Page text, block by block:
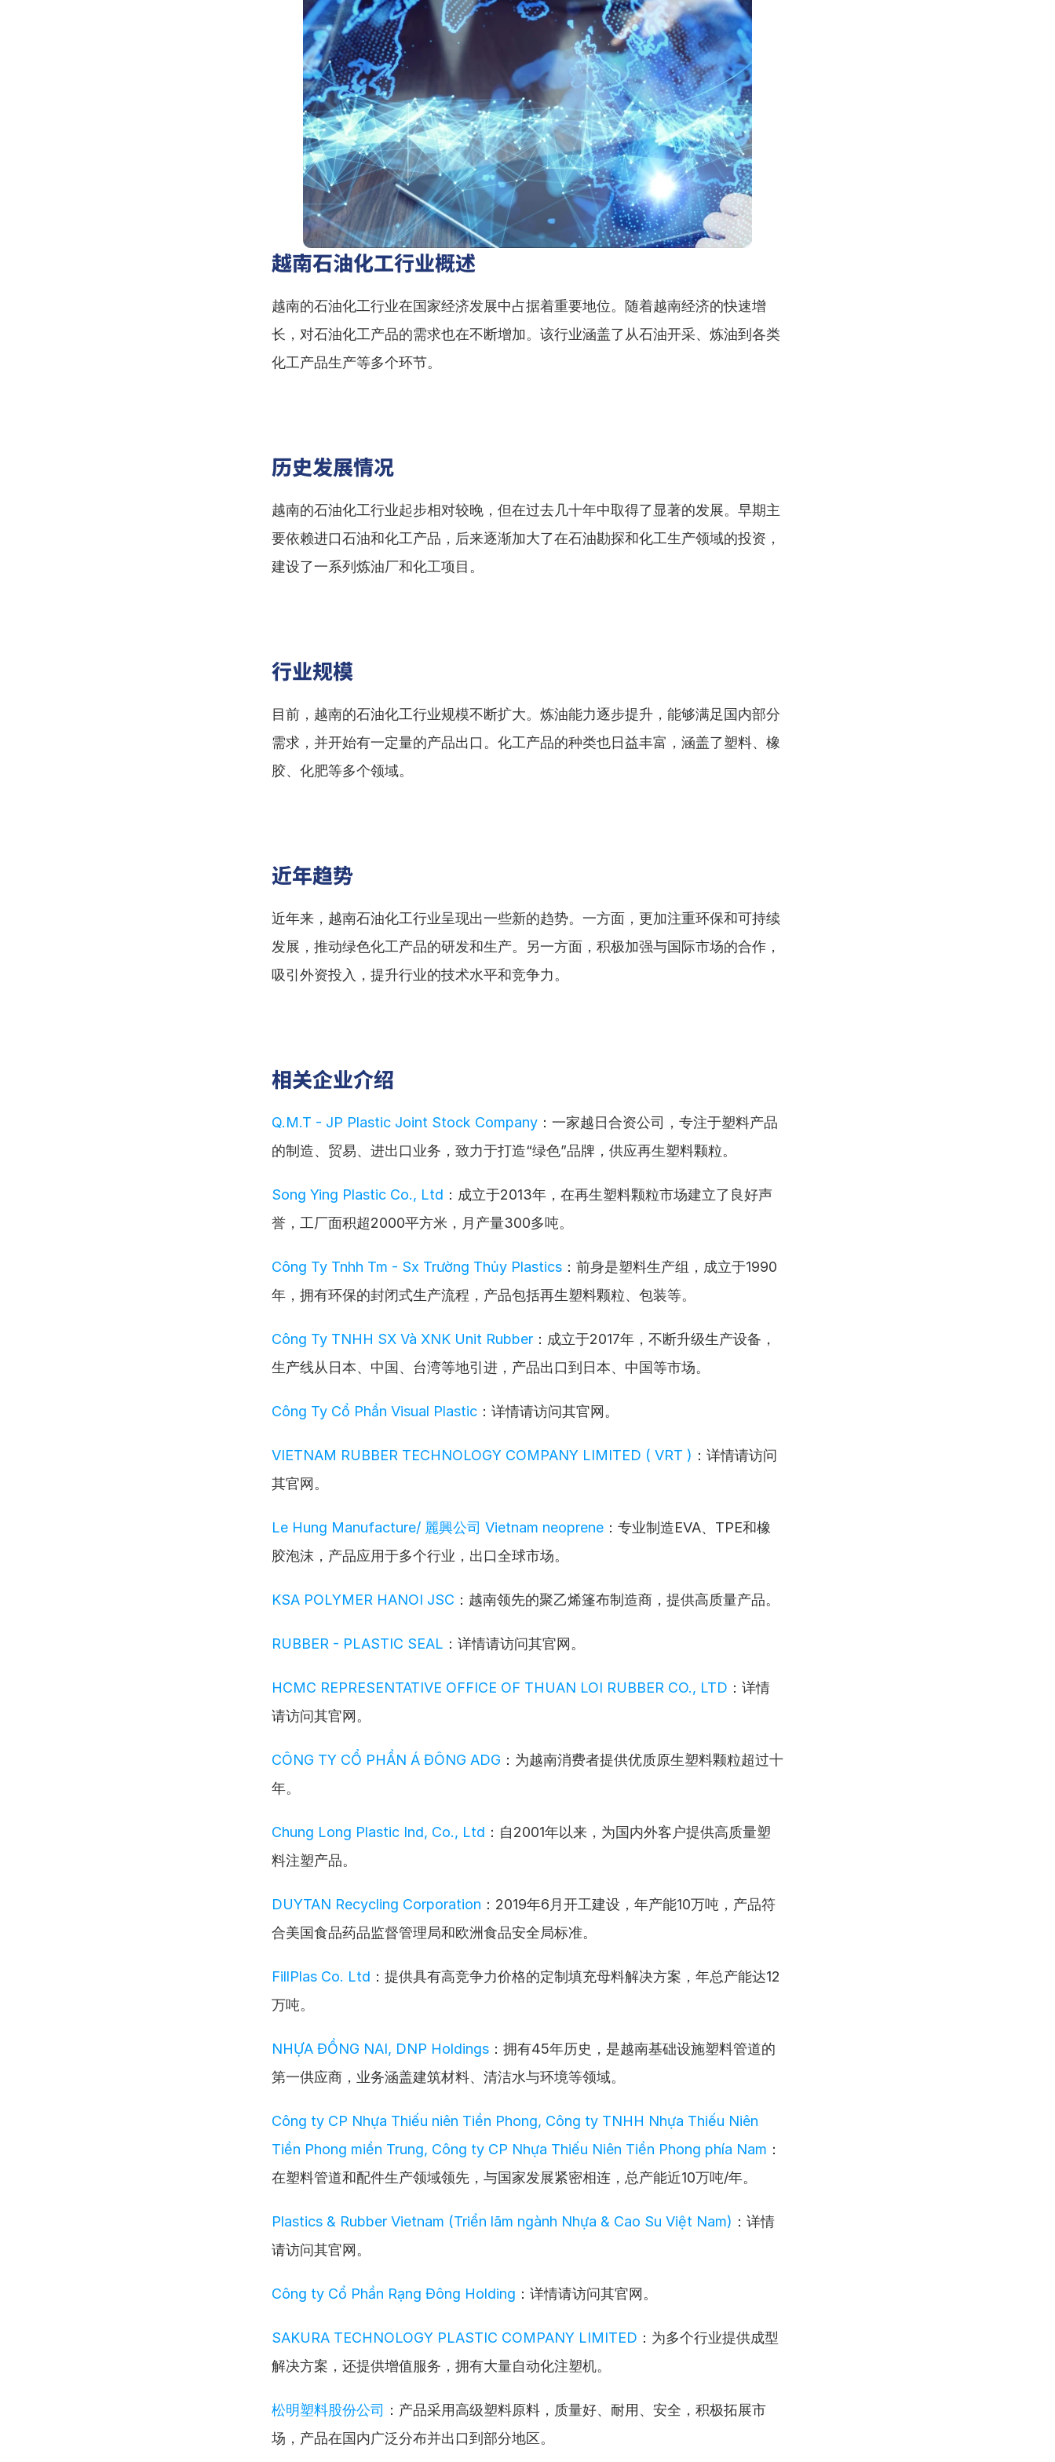
越南石油化工行业概述
越南的石油化工行业在国家经济发展中占据着重要地位。随着越南经济的快速增
长，对石油化工产品的需求也在不断增加。该行业涵盖了从石油开采、炼油到各类
化工产品生产等多个环节。
历史发展情况
越南的石油化工行业起步相对较晚，但在过去几十年中取得了显著的发展。早期主
要依赖进口石油和化工产品，后来逐渐加大了在石油勘探和化工生产领域的投资，
建设了一系列炼油厂和化工项目。
行业规模
目前，越南的石油化工行业规模不断扩大。炼油能力逐步提升，能够满足国内部分
需求，并开始有一定量的产品出口。化工产品的种类也日益丰富，涵盖了塑料、橡
胶、化肥等多个领域。
近年趋势
近年来，越南石油化工行业呈现出一些新的趋势。一方面，更加注重环保和可持续
发展，推动绿色化工产品的研发和生产。另一方面，积极加强与国际市场的合作，
吸引外资投入，提升行业的技术水平和竞争力。
相关企业介绍
Q.M.T - JP Plastic Joint Stock Company ：一家越日合资公司，专注于塑料产品
的制造、贸易、进出口业务，致力于打造“绿色”品牌，供应再生塑料颗粒。
Song Ying Plastic Co., Ltd ：成立于2013年，在再生塑料颗粒市场建立了良好声
誉，工厂面积超2000平方米，月产量300多吨。
Công Ty Tnhh Tm - Sx Trường Thủy Plastics ：前身是塑料生产组，成立于1990
年，拥有环保的封闭式生产流程，产品包括再生塑料颗粒、包装等。
Công Ty TNHH SX Và XNK Unit Rubber ：成立于2017年，不断升级生产设备，
生产线从日本、中国、台湾等地引进，产品出口到日本、中国等市场。
Công Ty Cổ Phần Visual Plastic ：详情请访问其官网。
VIETNAM RUBBER TECHNOLOGY COMPANY LIMITED ( VRT ) ：详情请访问
其官网。
Le Hung Manufacture/ 麗興公司 Vietnam neoprene ：专业制造EVA、TPE和橡
胶泡沫，产品应用于多个行业，出口全球市场。
KSA POLYMER HANOI JSC ：越南领先的聚乙烯篷布制造商，提供高质量产品。
RUBBER - PLASTIC SEAL ：详情请访问其官网。
HCMC REPRESENTATIVE OFFICE OF THUAN LOI RUBBER CO., LTD ：详情
请访问其官网。
CÔNG TY CỔ PHẦN Á ĐÔNG ADG ：为越南消费者提供优质原生塑料颗粒超过十
年。
Chung Long Plastic Ind, Co., Ltd ：自2001年以来，为国内外客户提供高质量塑
料注塑产品。
DUYTAN Recycling Corporation ：2019年6月开工建设，年产能10万吨，产品符
合美国食品药品监督管理局和欧洲食品安全局标准。
FillPlas Co. Ltd ：提供具有高竞争力价格的定制填充母料解决方案，年总产能达12
万吨。
NHỰA ĐỒNG NAI, DNP Holdings ：拥有45年历史，是越南基础设施塑料管道的
第一供应商，业务涵盖建筑材料、清洁水与环境等领域。
Công ty CP Nhựa Thiếu niên Tiền Phong, Công ty TNHH Nhựa Thiếu Niên
Tiền Phong miền Trung, Công ty CP Nhựa Thiếu Niên Tiền Phong phía Nam ：
在塑料管道和配件生产领域领先，与国家发展紧密相连，总产能近10万吨/年。
Plastics & Rubber Vietnam (Triển lãm ngành Nhựa & Cao Su Việt Nam) ：详情
请访问其官网。
Công ty Cổ Phần Rạng Đông Holding ：详情请访问其官网。
SAKURA TECHNOLOGY PLASTIC COMPANY LIMITED ：为多个行业提供成型
解决方案，还提供增值服务，拥有大量自动化注塑机。
松明塑料股份公司 ：产品采用高级塑料原料，质量好、耐用、安全，积极拓展市
场，产品在国内广泛分布并出口到部分地区。